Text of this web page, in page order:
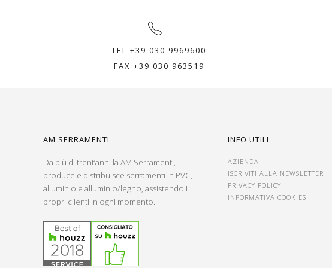
TEL +39 030 9969600
FAX +39 030 963519
AM SERRAMENTI
Da più di trent’anni la AM Serramenti,
produce e distribuisce serramenti in PVC,
alluminio e alluminio/legno, assistendo i
propri clienti in ogni momento.
INFO UTILI
AZIENDA
ISCRIVITI ALLA NEWSLETTER
PRIVACY POLICY
INFORMATIVA COOKIES